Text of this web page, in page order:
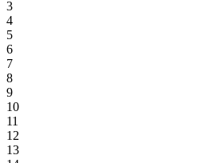
3
4
5
6
7
8
9
10
11
12
13